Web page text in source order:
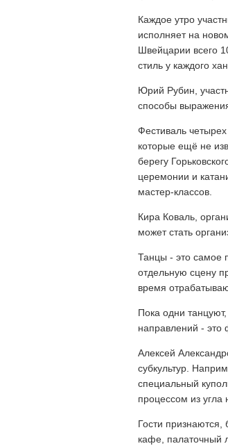
Каждое утро
исполняет на
Швейцарии всего
стиль у каждого
Юрий Рубин,
способы
Фестиваль
которые ещё не
берегу
церемонии и
мастер-классов.
Кира Коваль,
может стать
Танцы - это самое
отдельную сцену
время
Пока одни
направлений - это
Алексей
субкультур.
специальный
процессом из угла
Гости признаются,
кафе, палаточный